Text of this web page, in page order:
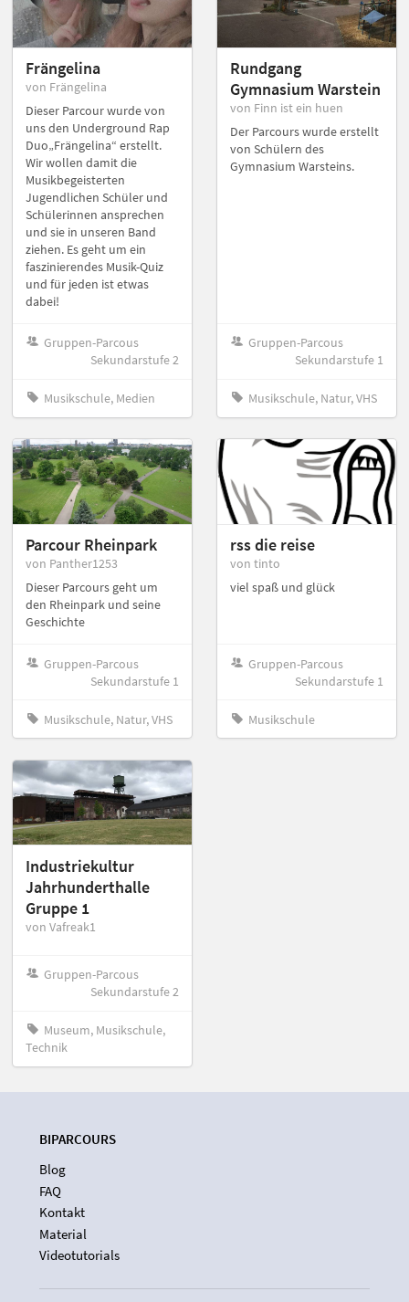
Frängelina
von Frängelina
Dieser Parcour wurde von
uns den Underground Rap
Duo„Frängelina“ erstellt.
Wir wollen damit die
Musikbegeisterten
Jugendlichen Schüler und
Schülerinnen ansprechen
und sie in unseren Band
ziehen. Es geht um ein
faszinierendes Musik-Quiz
und für jeden ist etwas
dabei!
Gruppen-Parcous
Sekundarstufe 2
Musikschule, Medien
Rundgang
Gymnasium Warstein
von Finn ist ein huen
Der Parcours wurde erstellt
von Schülern des
Gymnasium Warsteins.
Gruppen-Parcous
Sekundarstufe 1
Musikschule, Natur, VHS
Parcour Rheinpark
von Panther1253
Dieser Parcours geht um
den Rheinpark und seine
Geschichte
Gruppen-Parcous
Sekundarstufe 1
Musikschule, Natur, VHS
rss die reise
von tinto
viel spaß und glück
Gruppen-Parcous
Sekundarstufe 1
Musikschule
Industriekultur
Jahrhunderthalle
Gruppe 1
von Vafreak1
Gruppen-Parcous
Sekundarstufe 2
Museum, Musikschule,
Technik
BIPARCOURS
Blog
FAQ
Kontakt
Material
Videotutorials